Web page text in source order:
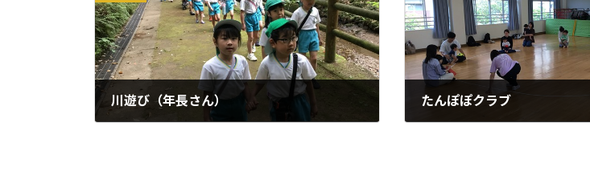
川遊び（年長さん） たんぽぽクラブ